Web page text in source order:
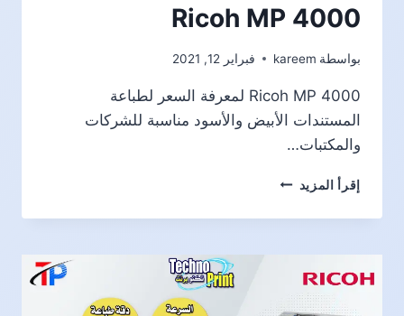
Ricoh MP 4000
بواسطة kareem فبراير 12, 2021
Ricoh MP 4000 لمعرفة السعر لطباعة
المستندات الأبيض والأسود مناسبة للشركات
والمكتبات…
إقرأ المزيد RICOH
4000